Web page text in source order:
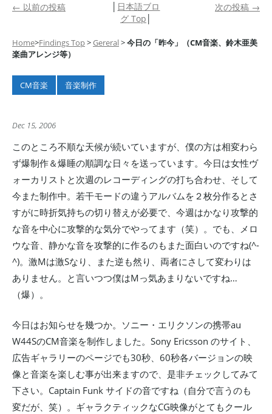
← 以前の投稿
日本語ブロ
グ Top
次の投稿 →
Home>Findings Top>Gereral>今日の「昨今」（CM音楽、鈴木亜美
楽曲アレンジ等）
CM音楽 音楽制作
Dec 15, 2006
このところ不順な天候が続いていますが、僕の方は相変わら
ず爆制作＆爆睡の順調な日々を送っています。今日は女性ヴ
ォーカリストと次週のレコーディングの打ち合わせ、そして
今また制作中。若干モードの違うアルバムを２枚分作るとさ
すがに時折気持ちの切り替えが必要で、今週はかなり攻撃的
な音を中心に攻撃的な気分でやってます（笑）。でも、メロ
ウな音、静かな音を攻撃的に作るのもまた面白いのですね(^-
^)。激Mは激Sなり、また逆も然り、両者にさして変わりは
ありません。と言いつつ僕はMっ気あまりないですね…
（爆）。
今日はお知らせを幾つか。ソニー・エリクソンの携帯au
W44SのCM音楽を制作しました。Sony Ericsson のサイト、
広告ギャラリーのページでも30秒、60秒各バージョンの映
像と音楽を楽しむ事が出来ますので、是非チェックしてみて
下さい。Captain Funk サイドの音ですね（自分で言うのも
変だが、笑）。ギャラクティックなCG映像がとてもクール